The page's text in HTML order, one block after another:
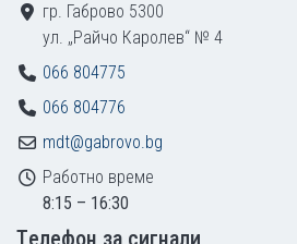
гр. Габрово 5300
ул. „Райчо Каролев“ № 4
066 804775
066 804776
mdt@gabrovo.bg
Работно време
8:15 – 16:30